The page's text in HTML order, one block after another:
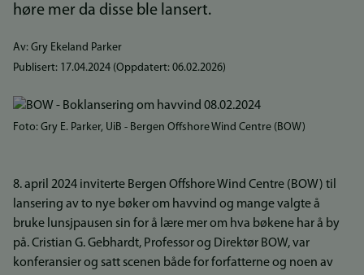
høre mer da disse ble lansert.
Av: Gry Ekeland Parker
Publisert: 17.04.2024 (Oppdatert: 06.02.2026)
Foto: Gry E. Parker, UiB - Bergen Offshore Wind Centre (BOW)
8. april 2024 inviterte Bergen Offshore Wind Centre (BOW) til
lansering av to nye bøker om havvind og mange valgte å
bruke lunsjpausen sin for å lære mer om hva bøkene har å by
på. Cristian G. Gebhardt, Professor og Direktør BOW, var
konferansier og satt scenen både for forfatterne og noen av